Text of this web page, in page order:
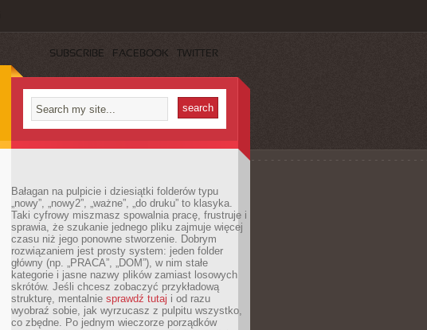
SUBSCRIBE FACEBOOK TWITTER
Bałagan na pulpicie i dziesiątki folderów typu
„nowy”, „nowy2”, „ważne”, „do druku” to klasyka.
Taki cyfrowy miszmasz spowalnia pracę, frustruje i
sprawia, że szukanie jednego pliku zajmuje więcej
czasu niż jego ponowne stworzenie. Dobrym
rozwiązaniem jest prosty system: jeden folder
główny (np. „PRACA”, „DOM”), w nim stałe
kategorie i jasne nazwy plików zamiast losowych
skrótów. Jeśli chcesz zobaczyć przykładową
strukturę, mentalnie sprawdź tutaj i od razu
wyobraź sobie, jak wyrzucasz z pulpitu wszystko,
co zbędne. Po jednym wieczorze porządków